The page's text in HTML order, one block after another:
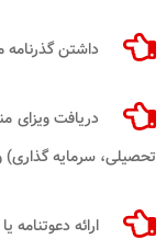
داشتن گذرنامه معتبر:
دریافت ویزای
تحصیلی، سرمایه گذاری)
ارائه دعوتنامه